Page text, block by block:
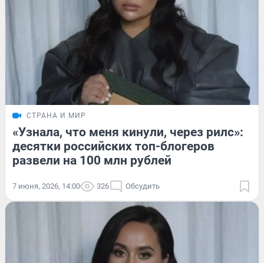
СТРАНА И МИР
«Узнала, что меня кинули, через рилс»:
десятки российских топ-блогеров
развели на 100 млн рублей
7 июня, 2026, 14:00 326 Обсудить